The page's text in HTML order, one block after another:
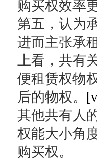
购买权效率
第五，认为
进而主张承
上看，共有
便租赁权物
后的物权。
其他共有人
权能大小角
购买权。